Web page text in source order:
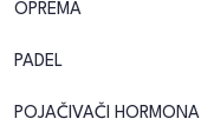
OPREMA
PADEL
POJAČIVAČI HORMONA